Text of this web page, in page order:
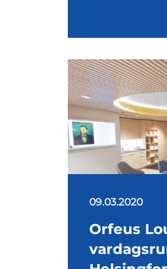
09.03.2020
Orfeus